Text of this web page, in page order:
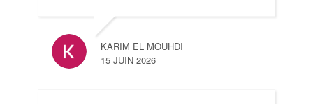
KARIM EL MOUHDI
15 JUIN 2026